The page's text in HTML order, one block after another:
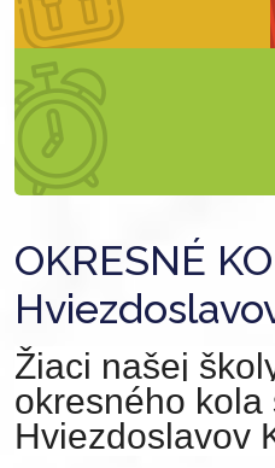
OKRESNÉ
Žiaci našej
okresného kola
Hviezdoslavov